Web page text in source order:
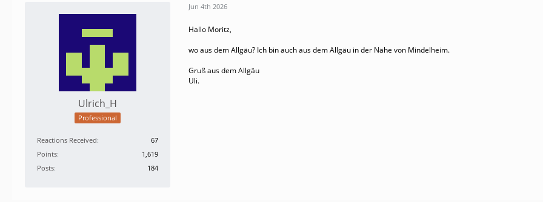
Ulrich_H
Professional
Reactions Received
67
Points
1,619
Posts
184
Jun 4th 2026
Hallo Moritz,
wo aus dem Allgäu? Ich bin auch aus dem Allgäu in der Nähe von Mindelheim.
Gruß aus dem Allgäu
Uli.